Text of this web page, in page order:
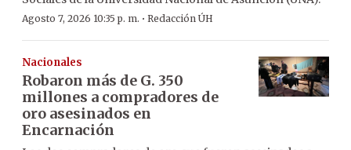
Agosto 7, 2026 10:35 p. m. · Redacción ÚH
Nacionales
Robaron más de G. 350
millones a compradores de
oro asesinados en
Encarnación